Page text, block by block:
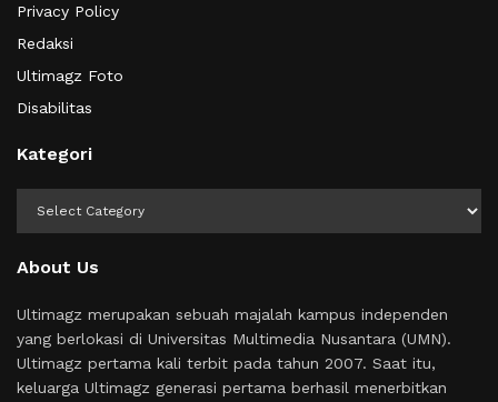
Privacy Policy
Redaksi
Ultimagz Foto
Disabilitas
Kategori
About Us
Ultimagz merupakan sebuah majalah kampus independen
yang berlokasi di Universitas Multimedia Nusantara (UMN).
Ultimagz pertama kali terbit pada tahun 2007. Saat itu,
keluarga Ultimagz generasi pertama berhasil menerbitkan